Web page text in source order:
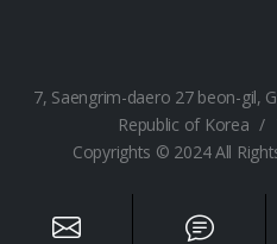
7, Saengrim-daero 27 beon-gil,
Republic of Korea /
Copyrights © 2024 All